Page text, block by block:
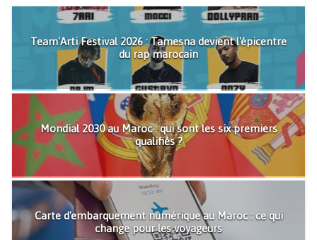
Team'Arti Festival 2026 : Tamesna devient l'épicentre
du rap marocain
Mondial 2030 au Maroc : qui sont les six premiers
qualifiés ?
Carte d'embarquement numérique au Maroc : ce qui
change pour les voyageurs